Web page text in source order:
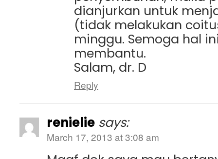
dianjurkan untuk
(tidak melakukan
minggu. Semoga hal
membantu.
Salam, dr. D
Reply
renielie says:
March 17, 2013 at 3:08 am